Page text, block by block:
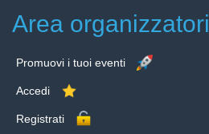
Area organizzatori
Promuovi i tuoi eventi
Accedi
Registrati